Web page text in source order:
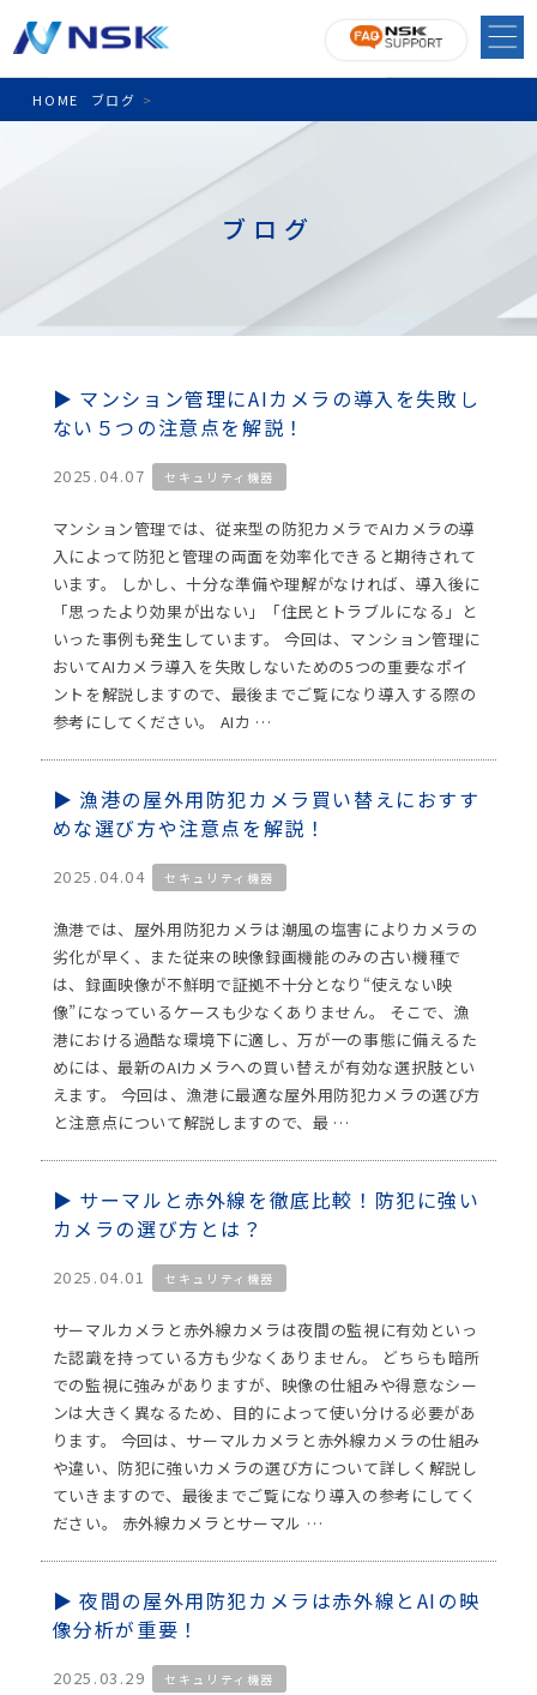
HOME >
ブログ
ブログ
マンション管理にAIカメラの導入を失敗し
ない５つの注意点を解説！
2025.04.07 セキュリティ機器
マンション管理では、従来型の防犯カメラでAIカメラの導
入によって防犯と管理の両面を効率化できると期待されて
います。 しかし、十分な準備や理解がなければ、導入後に
「思ったより効果が出ない」「住民とトラブルになる」と
いった事例も発生しています。 今回は、マンション管理に
おいてAIカメラ導入を失敗しないための5つの重要なポイ
ントを解説しますので、最後までご覧になり導入する際の
参考にしてください。 AIカ …
漁港の屋外用防犯カメラ買い替えにおすす
めな選び方や注意点を解説！
2025.04.04 セキュリティ機器
漁港では、屋外用防犯カメラは潮風の塩害によりカメラの
劣化が早く、また従来の映像録画機能のみの古い機種で
は、録画映像が不鮮明で証拠不十分となり“使えない映
像”になっているケースも少なくありません。 そこで、漁
港における過酷な環境下に適し、万が一の事態に備えるた
めには、最新のAIカメラへの買い替えが有効な選択肢とい
えます。 今回は、漁港に最適な屋外用防犯カメラの選び方
と注意点について解説しますので、最 …
サーマルと赤外線を徹底比較！防犯に強い
カメラの選び方とは？
2025.04.01 セキュリティ機器
サーマルカメラと赤外線カメラは夜間の監視に有効といっ
た認識を持っている方も少なくありません。 どちらも暗所
での監視に強みがありますが、映像の仕組みや得意なシー
ンは大きく異なるため、目的によって使い分ける必要があ
ります。 今回は、サーマルカメラと赤外線カメラの仕組み
や違い、防犯に強いカメラの選び方について詳しく解説し
ていきますので、最後までご覧になり導入の参考にしてく
ださい。 赤外線カメラとサーマル …
夜間の屋外用防犯カメラは赤外線とAIの映
像分析が重要！
2025.03.29 セキュリティ機器